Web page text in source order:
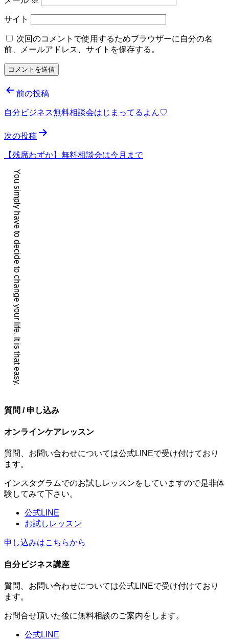
サイト
次回のコメントで使用するためブラウザーに自分の名
前、メールアドレス、サイトを保存する。
投
稿
ビ
ゲ
ー
シ
ョ
ン
前の投稿
自分ビジネス無料相談会はじまってるよん♡
次の投稿
【残席わずか】無料相談会は今月まで
You simply have to decide to change your life. It is that easy.
質問 / 申し込み
オンラインケアレッスン
質問、お問い合わせについては公式LINEで受け付けており
ます。
インスタグラムでのお試しレッスンをしていますので是非体
験してみて下さい。
公式LINE
お試しレッスン
申し込みはこちらから
自分ビジネス講座
質問、お問い合わせについては公式LINEで受け付けており
ます。
お問合せ頂いた後に無料相談のご案内をします。
公式LINE